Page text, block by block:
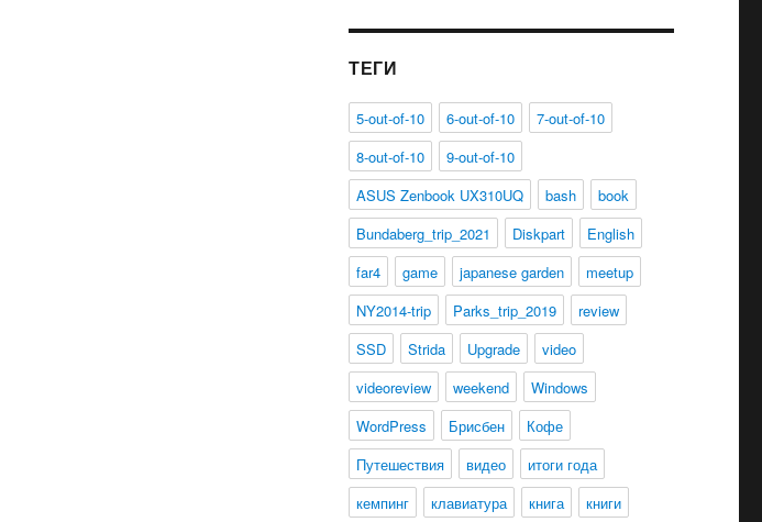
ТЕГИ
5-out-of-10 6-out-of-10
7-out-of-10
8-out-of-10
9-out-of-10
ASUS Zenbook UX310UQ
bash
book
Bundaberg_trip_2021
Diskpart
English
far4
game japanese garden
meetup
NY2014-trip
Parks_trip_2019
review
SSD
Strida Upgrade
video
videoreview
weekend
Windows
WordPress
Брисбен
Кофе
Путешествия
видео
итоги года
кемпинг
клавиатура книга
книги